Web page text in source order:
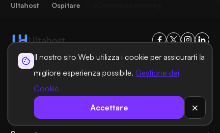
Il nostro sito Web utilizza i cookie per assicurarti la
migliore esperienza possibile. Gestione dei
Cookie
Accettare
Ultahost Ospitare
Soluzioni di hosting
Soluzioni di dominio
informazioni generali